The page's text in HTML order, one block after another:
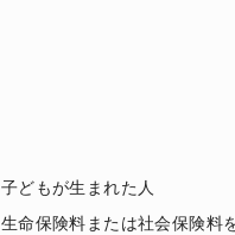
どもが生まれた人
命保険料または社会保険料